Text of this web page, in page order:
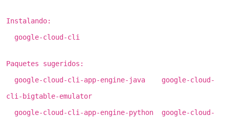
Instalando:
google-cloud-cli
Paquetes sugeridos:
google-cloud-cli-app-engine-java google-cloud-
cli-bigtable-emulator
google-cloud-cli-app-engine-python google-cloud-